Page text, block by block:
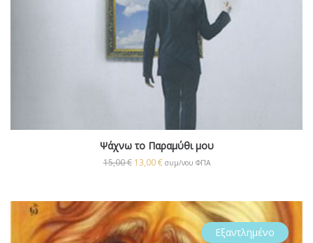
Ψάχνω το Παραμύθι μου
15,00€ 13,00€ συμ/νου ΦΠΑ
Εξαντλημένο